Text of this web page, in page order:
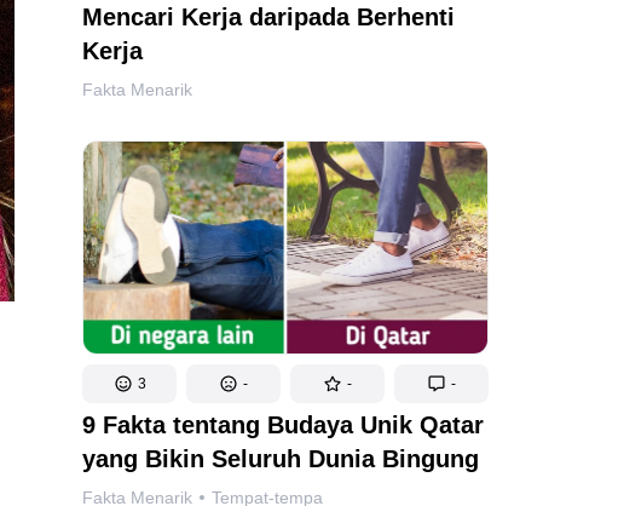
Mencari Kerja daripada Berhenti
Kerja
Fakta Menarik
3 - - -
9 Fakta tentang Budaya Unik Qatar
yang Bikin Seluruh Dunia Bingung
Fakta Menarik Tempat-tempa